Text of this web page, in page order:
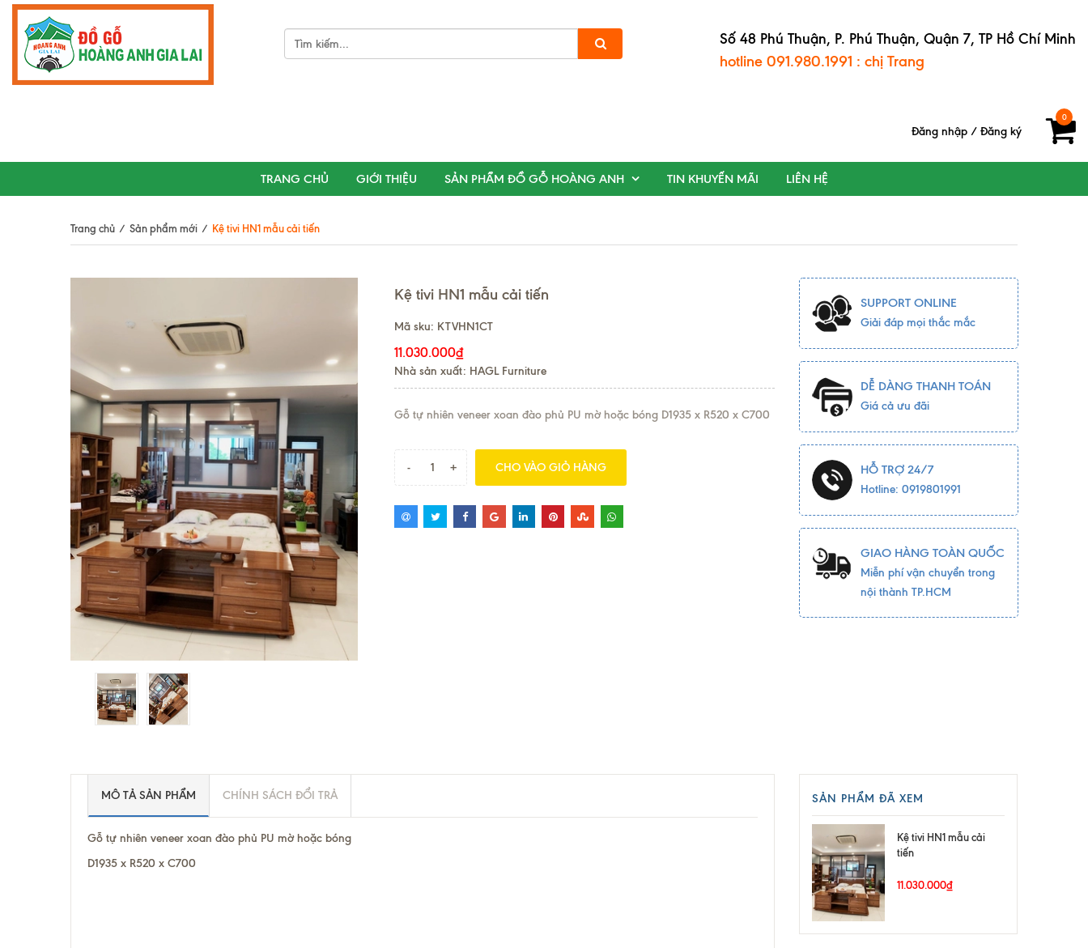
Số 48 Phú Thuận, P. Phú Thuận, Quận 7, TP Hồ Chí Minh
hotline 091.980.1991 : chị Trang
0
Đăng nhập / Đăng ký
TRANG CHỦ GIỚI THIỆU SẢN PHẨM ĐỒ GỖ HOÀNG ANH TIN KHUYẾN MÃI LIÊN HỆ
Trang chủ / Sản phẩm mới / Kệ tivi HN1 mẫu cải tiến
Kệ tivi HN1 mẫu cải tiến
Mã sku: KTVHN1CT
11.030.000₫
Nhà sản xuất: HAGL Furniture
Gỗ tự nhiên veneer xoan đào phủ PU mờ hoặc bóng D1935 x R520 x C700
- + CHO VÀO GIỎ HÀNG
SUPPORT ONLINE
Giải đáp mọi thắc mắc
DỄ DÀNG THANH TOÁN
Giá cả ưu đãi
HỖ TRỢ 24/7
Hotline: 0919801991
GIAO HÀNG TOÀN QUỐC
Miễn phí vận chuyển trong
nội thành TP.HCM
MÔ TẢ SẢN PHẨM CHÍNH SÁCH ĐỔI TRẢ
Gỗ tự nhiên veneer xoan đào phủ PU mờ hoặc bóng
D1935 x R520 x C700
SẢN PHẨM ĐÃ XEM
Kệ tivi HN1 mẫu cải
tiến
11.030.000₫